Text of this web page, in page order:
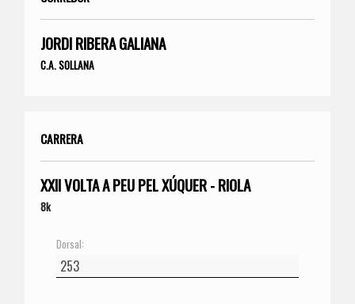
JORDI RIBERA GALIANA
C.A. SOLLANA
CARRERA
XXII VOLTA A PEU PEL XÚQUER - RIOLA
8k
Dorsal: